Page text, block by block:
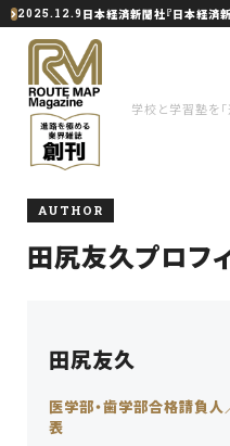
2025.12.9 日本経済新聞社『日本経済
学校と学習塾を
AUTHOR
田尻友久プロフ
田尻友久
医学部・歯学部合格請負人
表
会社概要